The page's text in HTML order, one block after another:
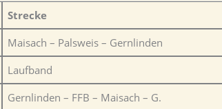
Strecke
Maisach – Palsweis – Gernlinden
Laufband
Gernlinden – FFB – Maisach – G.